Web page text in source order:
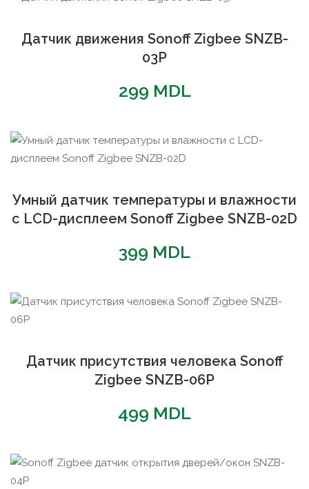
Датчик движения Sonoff Zigbee SNZB-
03P
299 MDL
Умный датчик температуры и влажности
с LCD-дисплеем Sonoff Zigbee SNZB-02D
399 MDL
Датчик присутствия человека Sonoff
Zigbee SNZB-06P
499 MDL